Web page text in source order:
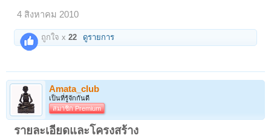
4 สิงหาคม 2010
ถูกใจ x22 ดูรายการ
Amata_club
เป็นที่รู้จักกันดี
สมาชิก Premium
รายละเอียดและโครงสร้าง